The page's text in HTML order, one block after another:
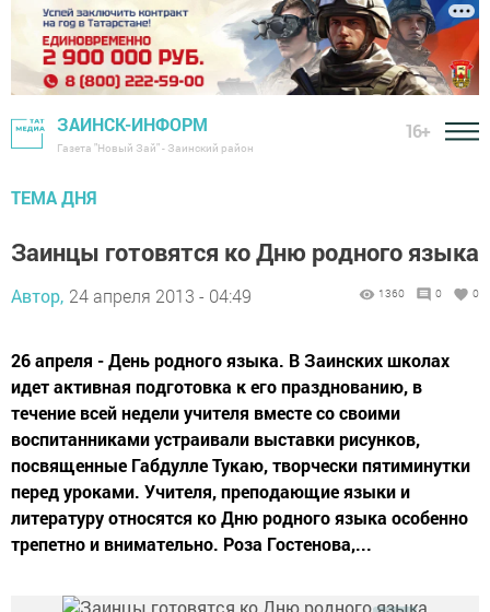
ЗАИНСК-ИНФОРМ
Газета "Новый Зай" - Заинский район
16+
ТЕМА ДНЯ
Заинцы готовятся ко Дню родного языка
Автор, 24 апреля 2013 - 04:49 1360 0 0
26 апреля - День родного языка. В Заинских школах
идет активная подготовка к его празднованию, в
течение всей недели учителя вместе со своими
воспитанниками устраивали выставки рисунков,
посвященные Габдулле Тукаю, творчески пятиминутки
перед уроками. Учителя, преподающие языки и
литературу относятся ко Дню родного языка особенно
трепетно и внимательно. Роза Гостенова,...